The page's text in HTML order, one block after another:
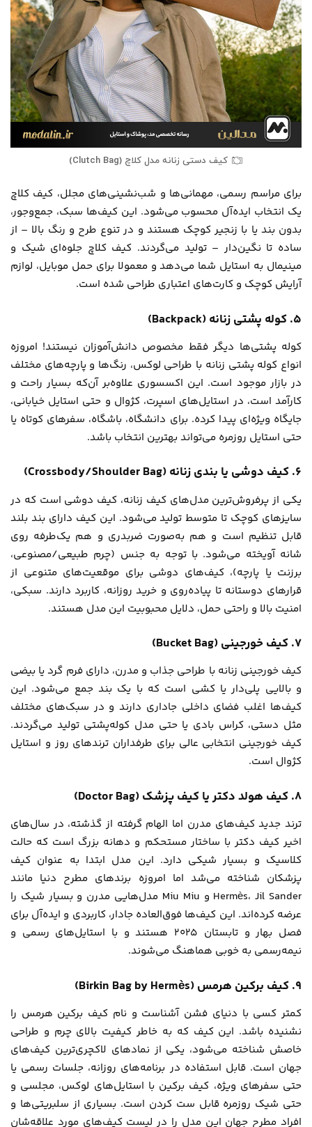
کیف دستی زنانه مدل کلاچ (Clutch Bag)
برای مراسم رسمی، مهمانی‌ها و شب‌نشینی‌های مجلل، کیف کلاچ
یک انتخاب ایده‌آل محسوب می‌شود. این کیف‌ها سبک، جمع‌وجور،
بدون بند یا با زنجیر کوچک هستند و در تنوع طرح و رنگ بالا – از
ساده تا نگین‌دار – تولید می‌گردند. کیف کلاچ جلوه‌ای شیک و
مینیمال به استایل شما می‌دهد و معمولا برای حمل موبایل، لوازم
آرایش کوچک و کارت‌های اعتباری طراحی شده است.
۵. کوله پشتی زنانه (Backpack)
کوله پشتی‌ها دیگر فقط مخصوص دانش‌آموزان نیستند! امروزه
انواع کوله پشتی زنانه با طراحی لوکس، رنگ‌ها و پارچه‌های مختلف
در بازار موجود است. این اکسسوری علاوه‌بر آن‌که بسیار راحت و
کارآمد است، در استایل‌های اسپرت، کژوال و حتی استایل خیابانی،
جایگاه ویژه‌ای پیدا کرده. برای دانشگاه، باشگاه، سفرهای کوتاه یا
حتی استایل روزمره می‌تواند بهترین انتخاب باشد.
۶. کیف دوشی یا بندی زنانه (Crossbody/Shoulder Bag)
یکی از پرفروش‌ترین مدل‌های کیف زنانه، کیف دوشی است که در
سایزهای کوچک تا متوسط تولید می‌شود. این کیف دارای بند بلند
قابل تنظیم است و هم به‌صورت ضربدری و هم یک‌طرفه روی
شانه آویخته می‌شود. با توجه به جنس (چرم طبیعی/مصنوعی،
برزنت یا پارچه)، کیف‌های دوشی برای موقعیت‌های متنوعی از
قرارهای دوستانه تا پیاده‌روی و خرید روزانه، کاربرد دارند. سبکی،
امنیت بالا و راحتی حمل، دلایل محبوبیت این مدل هستند.
۷. کیف خورجینی (Bucket Bag)
کیف خورجینی زنانه با طراحی جذاب و مدرن، دارای فرم گرد یا بیضی
و بالایی پلی‌دار یا کشی است که با یک بند جمع می‌شود. این
کیف‌ها اغلب فضای داخلی جاداری دارند و در سبک‌های مختلف
مثل دستی، کراس بادی یا حتی مدل کوله‌پشتی تولید می‌گردند.
کیف خورجینی انتخابی عالی برای طرفداران ترندهای روز و استایل
کژوال است.
۸. کیف هولد دکتر یا کیف پزشک (Doctor Bag)
ترند جدید کیف‌های مدرن اما الهام گرفته از گذشته، در سال‌های
اخیر کیف دکتر با ساختار مستحکم و دهانه بزرگ است که حالت
کلاسیک و بسیار شیکی دارد. این مدل ابتدا به عنوان کیف
پزشکان شناخته می‌شد اما امروزه برندهای مطرح دنیا مانند
Hermès، Jil Sander و Miu Miu مدل‌هایی مدرن و بسیار شیک را
عرضه کرده‌اند. این کیف‌ها فوق‌العاده جادار، کاربردی و ایده‌آل برای
فصل بهار و تابستان ۲۰۲۵ هستند و با استایل‌های رسمی و
نیمه‌رسمی به خوبی هماهنگ می‌شوند.
۹. کیف برکین هرمس (Birkin Bag by Hermès)
کمتر کسی با دنیای فشن آشناست و نام کیف برکین هرمس را
نشنیده باشد. این کیف که به خاطر کیفیت بالای چرم و طراحی
خاصش شناخته می‌شود، یکی از نمادهای لاکچری‌ترین کیف‌های
جهان است. قابل استفاده در برنامه‌های روزانه، جلسات رسمی یا
حتی سفرهای ویژه، کیف برکین با استایل‌های لوکس، مجلسی و
حتی شیک روزمره قابل ست کردن است. بسیاری از سلبریتی‌ها و
افراد مطرح جهان این مدل را در لیست کیف‌های مورد علاقه‌شان